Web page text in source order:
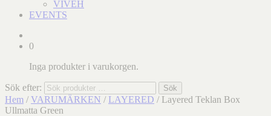
VIVEH
EVENTS
0
Inga produkter i varukorgen.
Sök efter: Sök
Hem / VARUMÄRKEN / LAYERED / Layered Teklan Box
Ullmatta Green